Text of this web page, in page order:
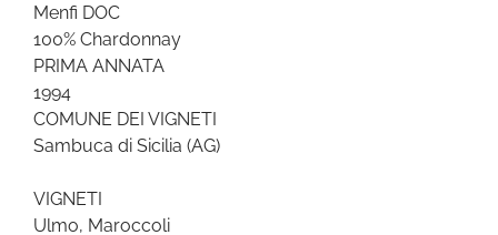
Menfi DOC
100% Chardonnay
PRIMA ANNATA
1994
COMUNE DEI VIGNETI
Sambuca di Sicilia (AG)
VIGNETI
Ulmo, Maroccoli